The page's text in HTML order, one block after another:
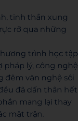
tinh thần xung
rỡ qua những
trình học tập
pháp lý, công
đêm văn nghệ sôi
đã dấn thân hết
mang lại thay
mặt trận.